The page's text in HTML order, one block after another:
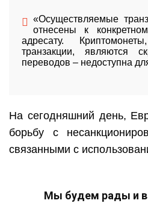
«Осуществляемые
отнесены к
адресату.
транзакции, являются
переводов – недоступна
На сегодняшний день,
борьбу с
связанными с
Мы будем рады и